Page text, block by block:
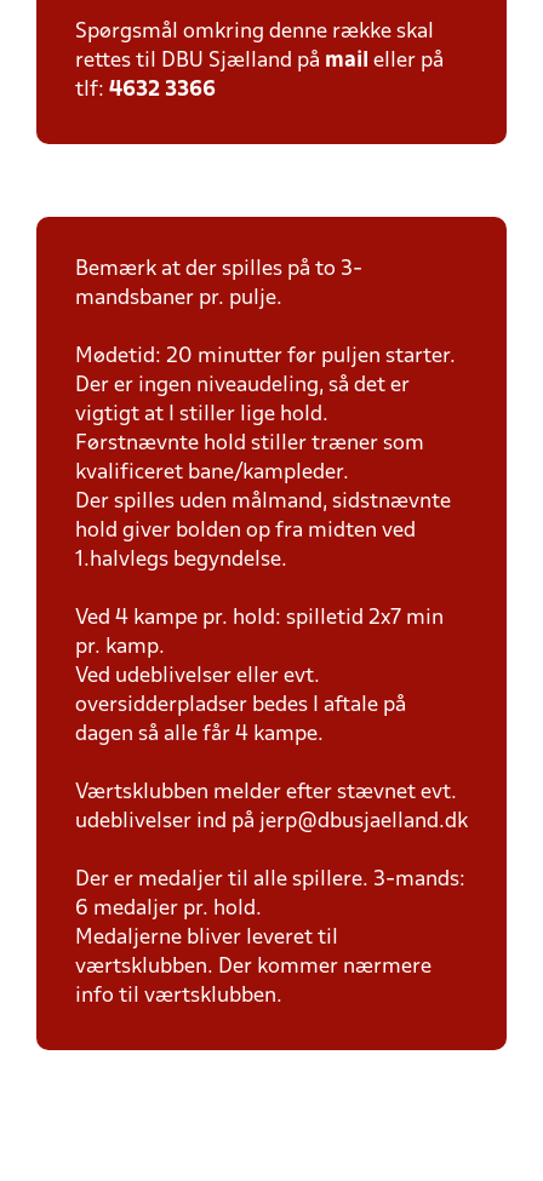
Spørgsmål omkring denne række skal
rettes til DBU Sjælland på mail eller på
tlf: 4632 3366
Bemærk at der spilles på to 3-
mandsbaner pr. pulje.
Mødetid: 20 minutter før puljen starter.
Der er ingen niveaudeling, så det er
vigtigt at I stiller lige hold.
Førstnævnte hold stiller træner som
kvalificeret bane/kampleder.
Der spilles uden målmand, sidstnævnte
hold giver bolden op fra midten ved
1.halvlegs begyndelse.
Ved 4 kampe pr. hold: spilletid 2x7 min
pr. kamp.
Ved udeblivelser eller evt.
oversidderpladser bedes I aftale på
dagen så alle får 4 kampe.
Værtsklubben melder efter stævnet evt.
udeblivelser ind på jerp@dbusjaelland.dk
Der er medaljer til alle spillere. 3-mands:
6 medaljer pr. hold.
Medaljerne bliver leveret til
værtsklubben. Der kommer nærmere
info til værtsklubben.